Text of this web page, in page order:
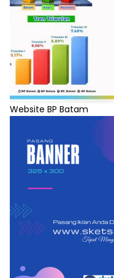
Website BP Batam